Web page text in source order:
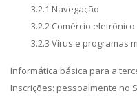
3.2.1 Navegação
3.2.2 Comércio eletrônico
3.2.3 Vírus e programas
Informática básica para a
Inscrições: pessoalmente no